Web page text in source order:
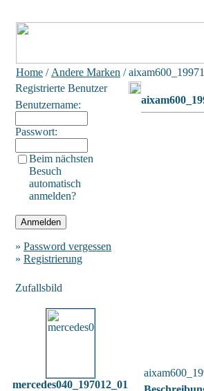
Home / Andere Marken /
Registrierte Benutzer
Benutzername:
Passwort:
Beim nächsten
Besuch
automatisch
anmelden?
» Password vergessen
» Registrierung
Zufallsbild
mercedes040_197012_01